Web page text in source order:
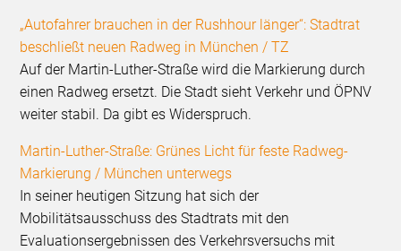
„Autofahrer brauchen in der Rushhour länger“: Stadtrat
beschließt neuen Radweg in München / TZ
Auf der Martin-Luther-Straße wird die Markierung durch
einen Radweg ersetzt. Die Stadt sieht Verkehr und ÖPNV
weiter stabil. Da gibt es Widerspruch.
Martin-Luther-Straße: Grünes Licht für feste Radweg-
Markierung / München unterwegs
In seiner heutigen Sitzung hat sich der
Mobilitätsausschuss des Stadtrats mit den
Evaluationsergebnissen des Verkehrsversuchs mit